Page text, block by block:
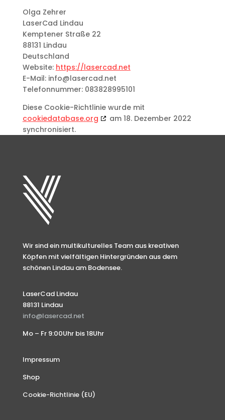
Olga Zehrer
LaserCad Lindau
Kemptener Straße 22
88131 Lindau
Deutschland
Website: https://lasercad.net
E-Mail: info@lasercad.net
Telefonnummer: 083828995101
Diese Cookie-Richtlinie wurde mit
cookiedatabase.org
am 18. Dezember 2022
synchronisiert.
Wir sind ein multikulturelles Team aus kreativen
Köpfen mit vielfältigen Hintergründen aus dem
schönen Lindau am Bodensee.
LaserCad Lindau
88131 Lindau
info@lasercad.net
Mo – Fr 9:00Uhr bis 18Uhr
Impressum
Shop
Cookie-Richtlinie (EU)